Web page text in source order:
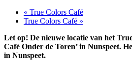
« True Colors Café
True Colors Café »
Let op! De nieuwe locatie van het
Café Onder de Toren’ in Nunspeet.
in Nunspeet.